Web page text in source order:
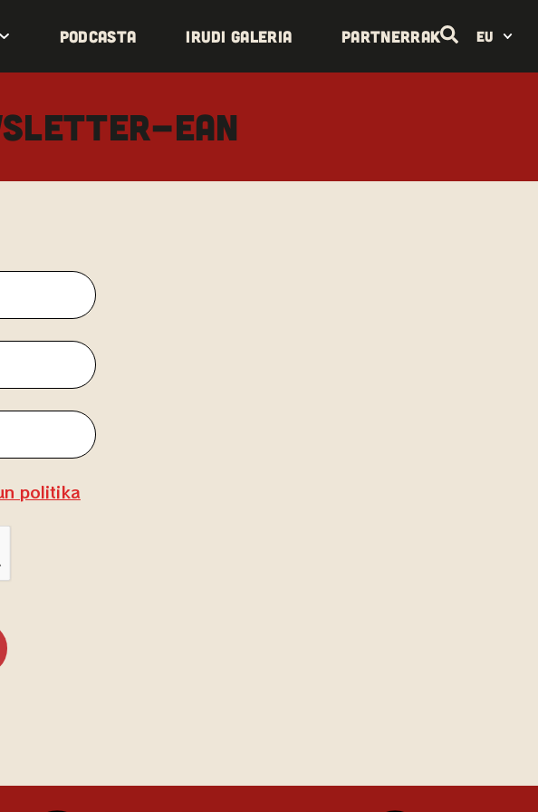
Podcasta Irudi galeria Partnerrak EU
ean
politika